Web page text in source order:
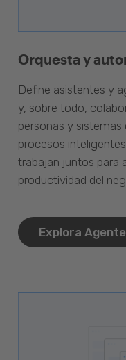
Orquesta y
Define asistentes y
y, sobre todo,
personas y
procesos
trabajan juntos para
productividad del
Explora